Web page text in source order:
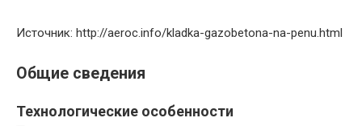
Источник: http://aeroc.info/kladka-gazobetona-na-penu.html
Общие сведения
Технологические особенности